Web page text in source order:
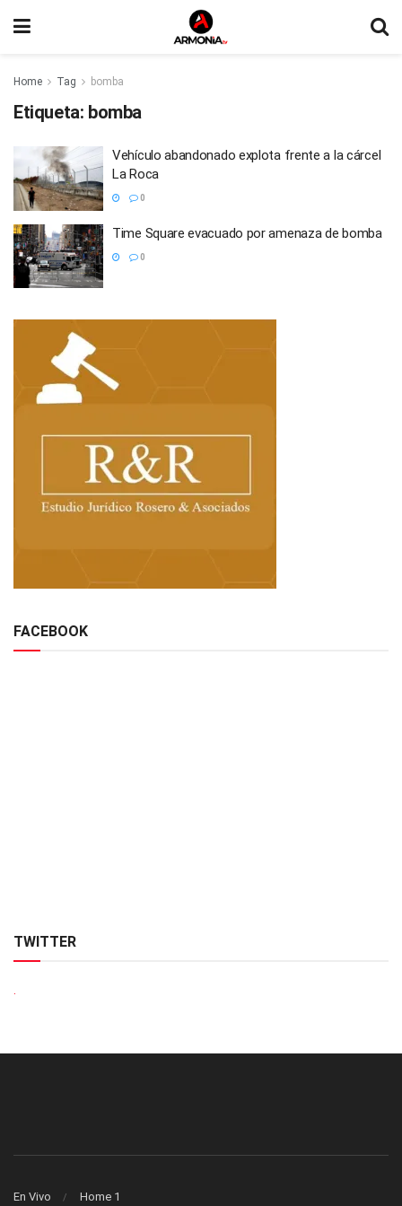
Home Tag bomba
Etiqueta: bomba
Vehículo abandonado explota frente a la cárcel
La Roca
0
Time Square evacuado por amenaza de bomba
0
FACEBOOK
TWITTER
En Vivo Home 1